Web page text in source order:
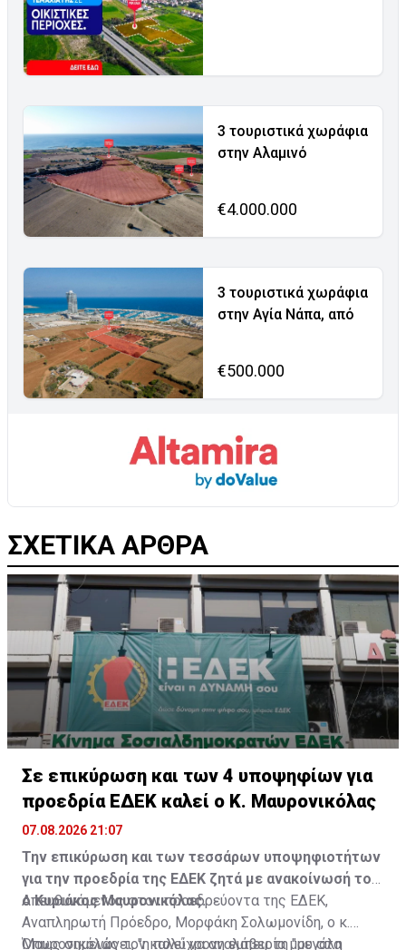
3 τουριστικά χωράφια
στην Αλαμινό
€4.000.000
3 τουριστικά χωράφια
στην Αγία Νάπα, από
€500.000
ΣΧΕΤΙΚΑ ΑΡΘΡΑ
Σε επικύρωση και των 4 υποψηφίων για
προεδρία ΕΔΕΚ καλεί ο Κ. Μαυρονικόλας
07.08.2026 21:07
Την επικύρωση και των τεσσάρων υποψηφιοτήτων
για την προεδρία της ΕΔΕΚ ζητά με ανακοίνωσή του
ο Κυριάκος Μαυρονικόλας.
Απευθυνόμενος στον προεδρεύοντα της ΕΔΕΚ,
Αναπληρωτή Πρόεδρο, Μορφάκη Σολωμονίδη, ο κ.
Μαυρονικόλας τον καλεί να αναλάβει τη "μεγάλη
Όπως σημειώνει, "η πολύχρονη εμπειρία μου στα